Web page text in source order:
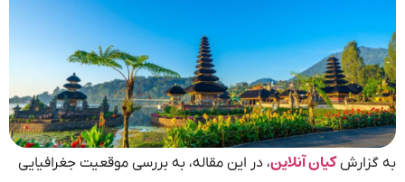
به گزارشکیان آنلاین، در این مقاله، به بررسی موقعیت جغرافیایی